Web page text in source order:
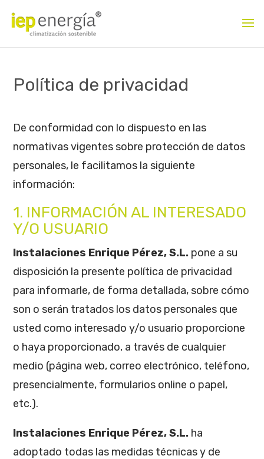
Política de privacidad
De conformidad con lo dispuesto en las
normativas vigentes sobre protección de datos
personales, le facilitamos la siguiente
información:
1. INFORMACIÓN AL INTERESADO
Y/O USUARIO
Instalaciones Enrique Pérez, S.L. pone a su
disposición la presente política de privacidad
para informarle, de forma detallada, sobre cómo
son o serán tratados los datos personales que
usted como interesado y/o usuario proporcione
o haya proporcionado, a través de cualquier
medio (página web, correo electrónico, teléfono,
presencialmente, formularios online o papel,
etc.).
Instalaciones Enrique Pérez, S.L. ha
adoptado todas las medidas técnicas y de